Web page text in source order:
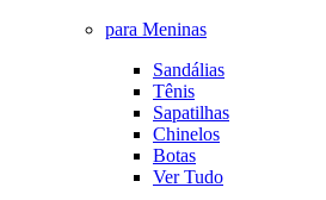
para Meninas
Sandálias
Tênis
Sapatilhas
Chinelos
Botas
Ver Tudo